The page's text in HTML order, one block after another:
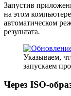
Запустив
на этом
автоматическом
результата.
Указываем,
запускаем
Через ISO-